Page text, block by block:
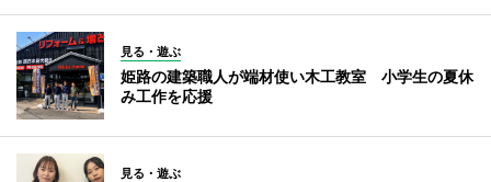
見る・遊ぶ
姫路の建築職人が端材使い木工教室 小学生の夏休
み工作を応援
見る・遊ぶ